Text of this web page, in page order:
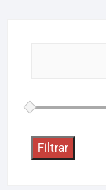
Filtrar